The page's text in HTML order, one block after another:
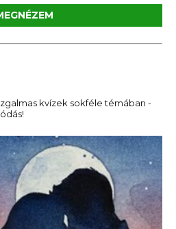
kvízek sokféle témában -